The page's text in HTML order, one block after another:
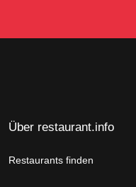
Über restaurant.info
Restaurants finden